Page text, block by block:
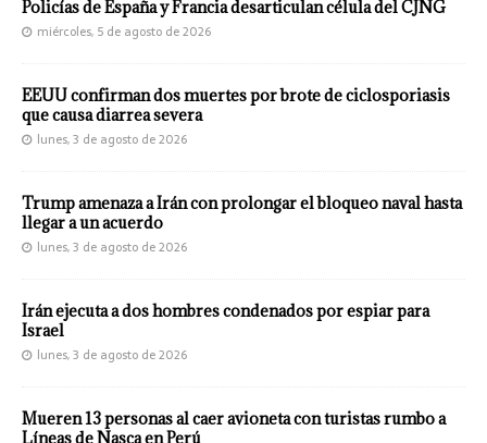
Policías de España y Francia desarticulan célula del CJNG
miércoles, 5 de agosto de 2026
EEUU confirman dos muertes por brote de ciclosporiasis
que causa diarrea severa
lunes, 3 de agosto de 2026
Trump amenaza a Irán con prolongar el bloqueo naval hasta
llegar a un acuerdo
lunes, 3 de agosto de 2026
Irán ejecuta a dos hombres condenados por espiar para
Israel
lunes, 3 de agosto de 2026
Mueren 13 personas al caer avioneta con turistas rumbo a
Líneas de Nasca en Perú